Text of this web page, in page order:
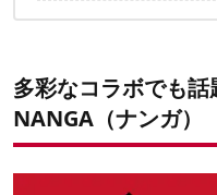
多彩なコラボでも話
NANGA（ナンガ）